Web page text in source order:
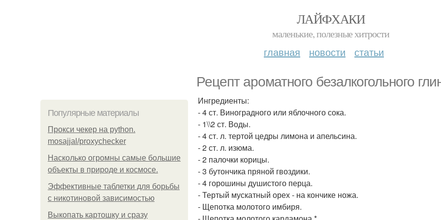
ЛАЙФХАКИ
маленькие, полезные хитрости
главная новости статьи
Рецепт ароматного безалкогольного
Популярные материалы
Прокси чекер на python.
mosajjal/proxychecker
Насколько огромны самые большие
объекты в природе и космосе.
Эффективные таблетки для борьбы
с никотиновой зависимостью
Выкопать картошку и сразу
Ингредиенты:
- 4 ст. Виноградного или яблочного сока.
- 1\\2 ст. Воды.
- 4 ст. л. тертой цедры лимона и апельсина.
- 2 ст. л. изюма.
- 2 палочки корицы.
- 3 бутончика пряной гвоздики.
- 4 горошины душистого перца.
- Тертый мускатный орех - на кончике ножа.
- Щепотка молотого имбиря.